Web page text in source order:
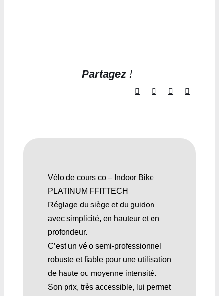
Partagez !
Vélo de cours co – Indoor Bike
PLATINUM FFITTECH
Réglage du siège et du guidon
avec simplicité, en hauteur et en
profondeur.
C’est un vélo semi-professionnel
robuste et fiable pour une utilisation
de haute ou moyenne intensité.
Son prix, très accessible, lui permet